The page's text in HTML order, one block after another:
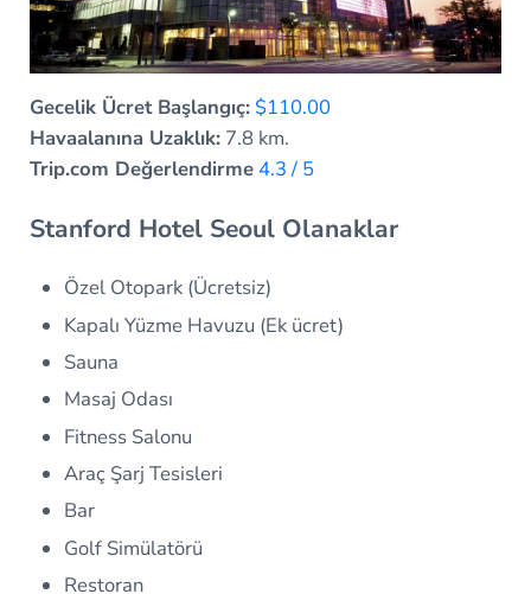
Gecelik Ücret Başlangıç: $110.00
Havaalanına Uzaklık:7.8 km.
Trip.com Değerlendirme 4.3 / 5
Stanford Hotel Seoul Olanaklar
Özel Otopark (Ücretsiz)
Kapalı Yüzme Havuzu (Ek ücret)
Sauna
Masaj Odası
Fitness Salonu
Araç Şarj Tesisleri
Bar
Golf Simülatörü
Restoran